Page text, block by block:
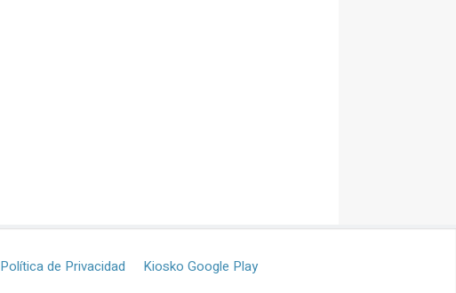
Política de Privacidad
Kiosko Google Play